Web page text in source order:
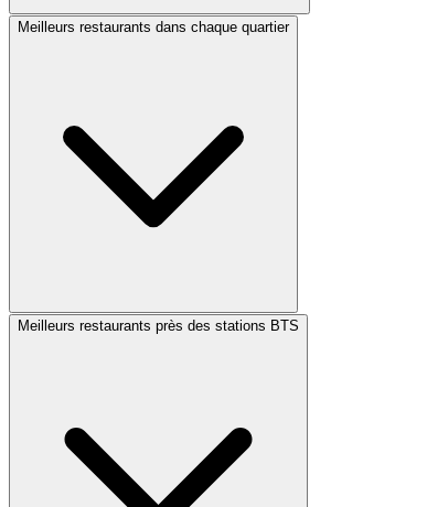
Meilleurs restaurants dans chaque quartier
Meilleurs restaurants près des stations BTS